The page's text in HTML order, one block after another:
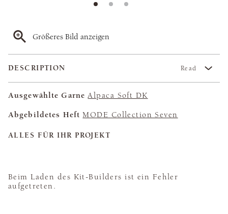
Größeres Bild anzeigen
DESCRIPTION Read
Ausgewählte Garne Alpaca Soft DK
Abgebildetes Heft MODE Collection Seven
ALLES FÜR IHR PROJEKT
Beim Laden des Kit-Builders ist ein Fehler
aufgetreten.